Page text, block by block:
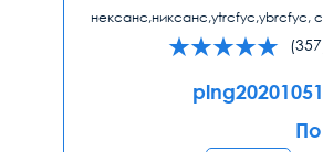
нексанс,никсанс,ytrcfyc,ybrcfyc,